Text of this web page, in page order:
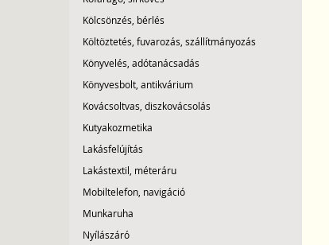
Kölcsönzés, bérlés
Költöztetés, fuvarozás, szállítmányozás
Könyvelés, adótanácsadás
Könyvesbolt, antikvárium
Kovácsoltvas, diszkovácsolás
Kutyakozmetika
Lakásfelújítás
Lakástextil, méteráru
Mobiltelefon, navigáció
Munkaruha
Nyílászáró